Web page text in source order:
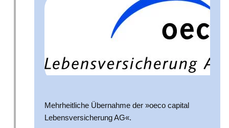
Mehrheitliche Übernahme der »oeco capital
Lebensversicherung AG«.